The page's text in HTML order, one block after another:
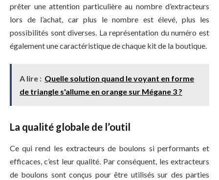
prêter une attention particulière au nombre d’extracteurs
lors de l’achat, car plus le nombre est élevé, plus les
possibilités sont diverses. La représentation du numéro est
également une caractéristique de chaque kit de la boutique.
A lire : Quelle solution quand le voyant en forme
de triangle s'allume en orange sur Mégane 3 ?
La qualité globale de l’outil
Ce qui rend les extracteurs de boulons si performants et
efficaces, c’est leur qualité. Par conséquent, les extracteurs
de boulons sont conçus pour être utilisés sur des parties